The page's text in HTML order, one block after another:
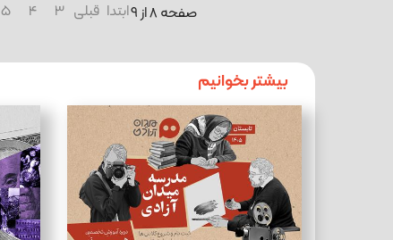
صفحه 8 از 9 ابتدا قبلی 3
4
5
بیشتر بخوانیم